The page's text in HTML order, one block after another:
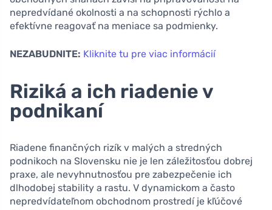
nepredvídané okolnosti a na schopnosti rýchlo a
efektívne reagovať na meniace sa podmienky.
NEZABUDNITE: Kliknite tu pre viac informácií
Riziká a ich riadenie v
podnikaní
Riadene finančných rizík v malých a stredných
podnikoch na Slovensku nie je len záležitosťou dobrej
praxe, ale nevyhnutnosťou pre zabezpečenie ich
dlhodobej stability a rastu. V dynamickom a často
nepredvídateľnom obchodnom prostredí je kľúčové